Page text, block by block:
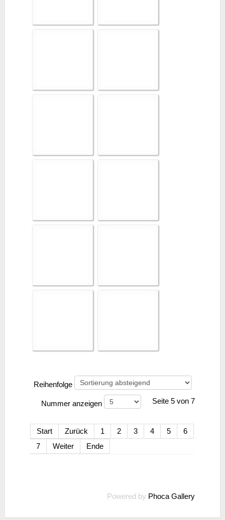
Reihenfolge
Nummer anzeigen Seite 5 von 7
Start Zurück 1 2 3 4 5
6
7
Weiter Ende
Powered by Phoca Gallery